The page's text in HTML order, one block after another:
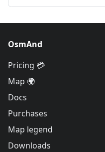
OsmAnd
Pricing 💳
Map 🌍
Docs
Purchases
Map legend
Downloads